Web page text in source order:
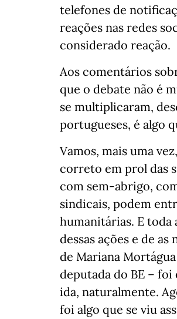
telefones de
reações nas redes
considerado reação.
Aos comentários
que o debate não é
se multiplicaram,
portugueses, é algo
Vamos, mais uma
correto em prol das
com sem-abrigo,
sindicais, podem
humanitárias. E
dessas ações e de
de Mariana
deputada do BE –
ida, naturalmente.
foi algo que se viu